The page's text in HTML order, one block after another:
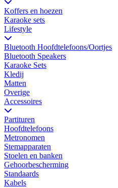
Koffers en hoezen
Karaoke sets
Lifestyle
Bluetooth Hoofdtelefoons/Oortjes
Bluetooth Speakers
Karaoke Sets
Kledij
Matten
Overige
Accessoires
Partituren
Hoofdtelefoons
Metronomen
Stemapparaten
Stoelen en banken
Gehoorbescherming
Standaards
Kabels